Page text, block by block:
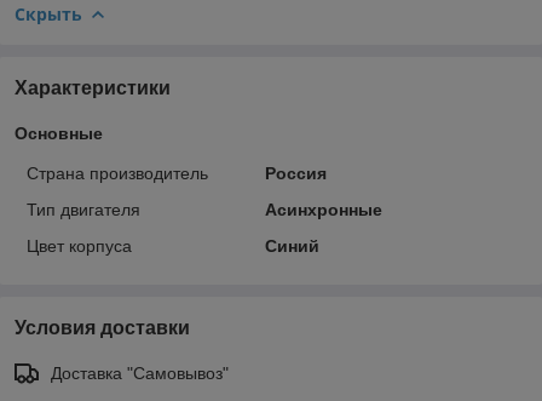
Скрыть
Характеристики
Основные
Страна производитель
Россия
Тип двигателя
Асинхронные
Цвет корпуса
Синий
Условия доставки
Доставка "Самовывоз"